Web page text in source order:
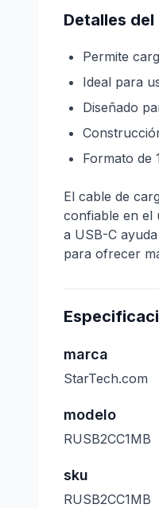
Detalles
Permite
Ideal para
Diseñado
Formato de
El cable de
confiable en el
a USB-C
para ofrecer
marca
StarTech.com
modelo
RUSB2CC1MB
sku
RUSB2CC1MB